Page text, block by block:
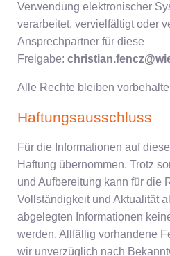
Verwendung elektronischer
verarbeitet, vervielfältigt oder
Ansprechpartner für diese
Freigabe:
Alle Rechte bleiben
Haftungsausschluss
Für die Informationen auf
Haftung übernommen. Trotz
und Aufbereitung kann für die
Vollständigkeit und Aktualität
abgelegten Informationen
werden. Allfällig vorhandene
wir unverzüglich nach